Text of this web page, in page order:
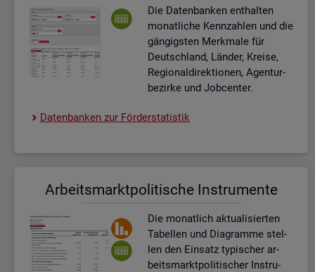
Die Da­ten­ban­ken ent­hal­ten
mo­nat­li­che Kenn­zah­len und die
gän­gigs­ten Merk­ma­le für
Deutsch­land, Län­der, Krei­se,
Re­gio­nal­di­rek­tio­nen, Agen­tur­
be­zir­ke und Job­cen­ter.
Da­ten­ban­ken zur För­der­sta­tis­tik
Ar­beits­markt­po­li­ti­sche In­stru­men­te
Die mo­nat­lich ak­tua­li­sier­ten
Ta­bel­len und Dia­gram­me stel­
len den Ein­satz ty­pi­scher ar­
beits­markt­po­li­ti­scher In­stru­